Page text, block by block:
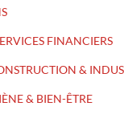
FINANCIERS
&
& BIEN-ÊTRE​